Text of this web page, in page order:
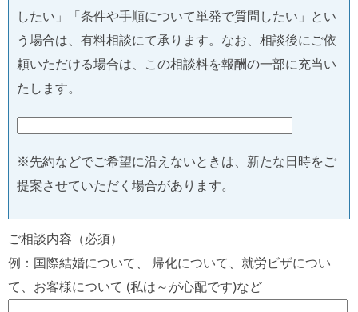
したい」「条件や手順について単発で質問したい」とい
う場合は、有料相談にて承ります。なお、相談後にご依
頼いただける場合は、この相談料を報酬の一部に充当い
たします。
※先約などでご希望に沿えないときは、新たな日時をご
提案させていただく場合があります。
ご相談内容（必須）
例：国際結婚について、 帰化について、就労ビザについ
て、お客様について (私は～が心配です)など